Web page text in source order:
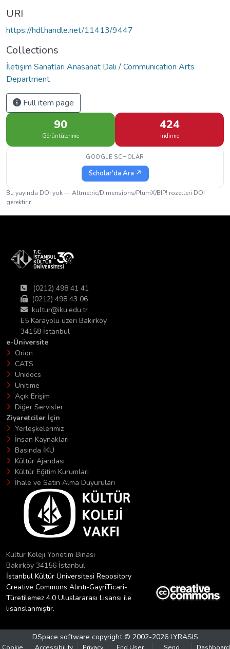
URI
https://hdl.handle.net/11413/9447
Collections
İletişim Sanatları Anasanat Dalı / Communication Arts
Department
Full item page
90
Görüntülenme
424
İndirme
GOOGLE SCHOLAR
Scholar'da Ara ↗
Bu yayında DOI yok — Altmetric/Dimensions/PlumX/BIP! rozetleri DOI
gerektirir.
(0212) 498 41 41
(0212) 498 43 06
kultur@iku.edu.tr
E5 Karayolu üzeri Bakırköy
34158 İstanbul
e-Üniversite
Orion
CATS
Unidocs
Unitime
Açık Erişim
Diğer Servisler
Ziyaretciler İçin
Yerleşkelerimiz
İnsan Kaynakları
Basında İKÜ
Kültür Ajandası
Kültür Eğitim Kurumları
İhale ve Satın Alma Duyuruları
Kültür Koleji Yönetim Binası
Bakırköy 34156 İstanbul
İstanbul Kültür Üniversitesi Repository
Creative Commons Alıntı-GayriTicari-
Türetilemez 4.0 Uluslararası Lisansı ile
lisanslanmıştır.
DSpace software copyright © 2002-2026 LYRASIS